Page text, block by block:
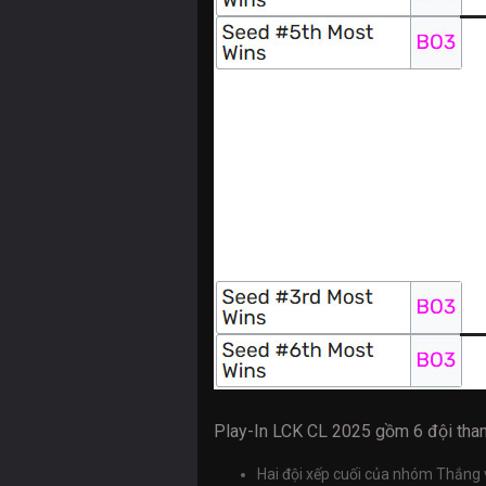
Play-In LCK CL 2025 gồm 6 đội
Hai đội xếp cuối của nhóm